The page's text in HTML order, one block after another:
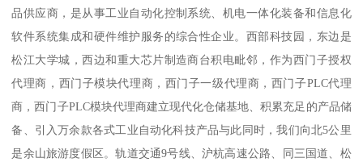
品供应商，是从事工业自动化控制系统、机电一体化装备和信息化
软件系统集成和硬件维护服务的综合性企业。西部科技园，东边是
松江大学城，西边和重大芯片制造商台积电毗邻，作为西门子授权
代理商，西门子模块代理商，西门子一级代理商，西门子PLC代理
商，西门子PLC模块代理商建立现代化仓储基地、积累充足的产品储
备、引入万余款各式工业自动化科技产品与此同时，我们向北5公里
是余山旅游度假区。轨道交通9号线、沪杭高速公路、同三国道、松